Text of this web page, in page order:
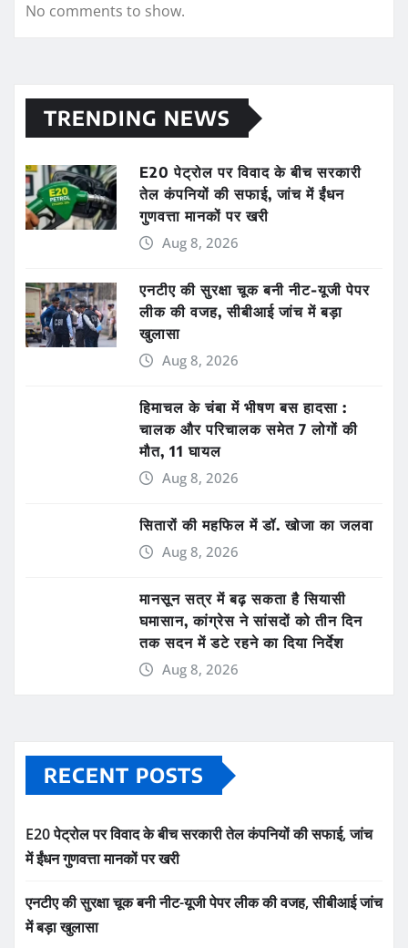
No comments to show.
TRENDING NEWS
E20 पेट्रोल पर विवाद के बीच सरकारी
तेल कंपनियों की सफाई, जांच में ईंधन
गुणवत्ता मानकों पर खरी
Aug 8, 2026
एनटीए की सुरक्षा चूक बनी नीट-यूजी पेपर
लीक की वजह, सीबीआई जांच में बड़ा
खुलासा
Aug 8, 2026
हिमाचल के चंबा में भीषण बस हादसा :
चालक और परिचालक समेत 7 लोगों की
मौत, 11 घायल
Aug 8, 2026
सितारों की महफिल में डॉ. खोजा का जलवा
Aug 8, 2026
मानसून सत्र में बढ़ सकता है सियासी
घमासान, कांग्रेस ने सांसदों को तीन दिन
तक सदन में डटे रहने का दिया निर्देश
Aug 8, 2026
RECENT POSTS
E20 पेट्रोल पर विवाद के बीच सरकारी तेल कंपनियों की सफाई, जांच
में ईंधन गुणवत्ता मानकों पर खरी
एनटीए की सुरक्षा चूक बनी नीट-यूजी पेपर लीक की वजह, सीबीआई जांच
में बड़ा खुलासा